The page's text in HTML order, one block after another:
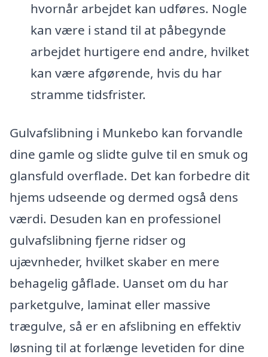
hvornår arbejdet kan udføres. Nogle
kan være i stand til at påbegynde
arbejdet hurtigere end andre, hvilket
kan være afgørende, hvis du har
stramme tidsfrister.
Gulvafslibning i Munkebo kan forvandle
dine gamle og slidte gulve til en smuk og
glansfuld overflade. Det kan forbedre dit
hjems udseende og dermed også dens
værdi. Desuden kan en professionel
gulvafslibning fjerne ridser og
ujævnheder, hvilket skaber en mere
behagelig gåflade. Uanset om du har
parketgulve, laminat eller massive
trægulve, så er en afslibning en effektiv
løsning til at forlænge levetiden for dine